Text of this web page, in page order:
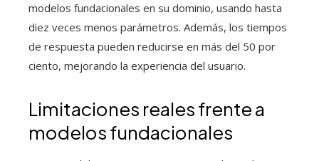
modelos fundacionales en su dominio, usando hasta
diez veces menos parámetros. Además, los tiempos
de respuesta pueden reducirse en más del 50 por
ciento, mejorando la experiencia del usuario.
Limitaciones reales frente a
modelos fundacionales